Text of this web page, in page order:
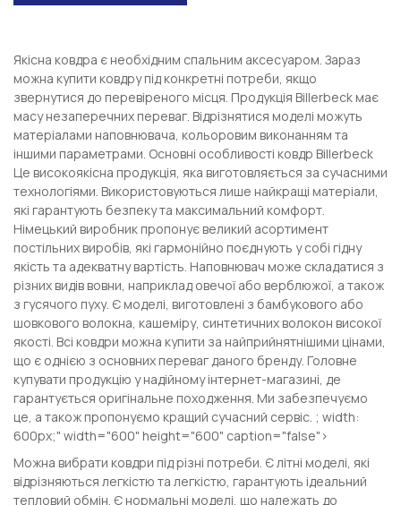
Якісна ковдра є необхідним спальним аксесуаром. Зараз
можна купити ковдру під конкретні потреби, якщо
звернутися до перевіреного місця. Продукція Billerbeck має
масу незаперечних переваг. Відрізнятися моделі можуть
матеріалами наповнювача, кольоровим виконанням та
іншими параметрами. Основні особливості ковдр Billerbeck
Це високоякісна продукція, яка виготовляється за сучасними
технологіями. Використовуються лише найкращі матеріали,
які гарантують безпеку та максимальний комфорт.
Німецький виробник пропонує великий асортимент
постільних виробів, які гармонійно поєднують у собі гідну
якість та адекватну вартість. Наповнювач може складатися з
різних видів вовни, наприклад овечої або верблюжої, а також
з гусячого пуху. Є моделі, виготовлені з бамбукового або
шовкового волокна, кашеміру, синтетичних волокон високої
якості. Всі ковдри можна купити за найприйнятнішими цінами,
що є однією з основних переваг даного бренду. Головне
купувати продукцію у надійному інтернет-магазині, де
гарантується оригінальне походження. Ми забезпечуємо
це, а також пропонуємо кращий сучасний сервіс. ; width:
600px;" width="600" height="600" caption="false">
Можна вибрати ковдри під різні потреби. Є літні моделі, які
відрізняються легкістю та легкістю, гарантують ідеальний
тепловий обмін. Є нормальні моделі, що належать до